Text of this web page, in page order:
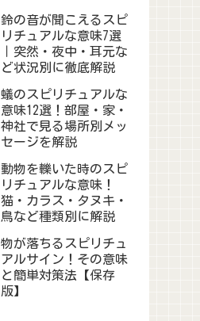
鈴の音が聞こえるスピ
リチュアルな意味7選
｜突然・夜中・耳元な
ど状況別に徹底解説
蟻のスピリチュアルな
意味12選！部屋・家・
神社で見る場所別メッ
セージを解説
動物を轢いた時のスピ
リチュアルな意味！
猫・カラス・タヌキ・
鳥など種類別に解説
物が落ちるスピリチュ
アルサイン！その意味
と簡単対策法【保存
版】